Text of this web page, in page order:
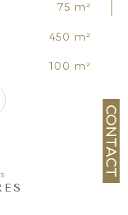
CONTACT
75 m²
450 m²
100 m²